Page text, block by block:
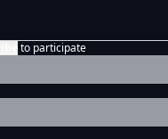
to participate